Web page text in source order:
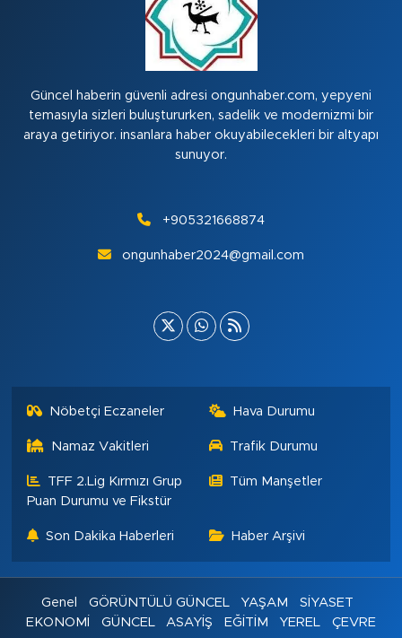
Güncel haberin güvenli adresi ongunhaber.com, yepyeni
temasıyla sizleri buluştururken, sadelik ve modernizmi bir
araya getiriyor. insanlara haber okuyabilecekleri bir altyapı
sunuyor.
+905321668874
ongunhaber2024@gmail.com
Nöbetçi Eczaneler Hava Durumu
Namaz Vakitleri Trafik Durumu
TFF 2.Lig Kırmızı Grup
Puan Durumu ve Fikstür
Tüm Manşetler
Son Dakika Haberleri Haber Arşivi
Genel GÖRÜNTÜLÜ GÜNCEL YAŞAM
SİYASET
EKONOMİ
GÜNCEL ASAYİŞ EĞİTİM YEREL ÇEVRE